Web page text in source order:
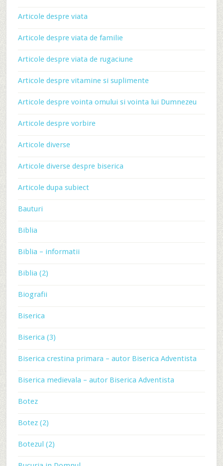
Articole despre viata
Articole despre viata de familie
Articole despre viata de rugaciune
Articole despre vitamine si suplimente
Articole despre vointa omului si vointa lui Dumnezeu
Articole despre vorbire
Articole diverse
Articole diverse despre biserica
Articole dupa subiect
Bauturi
Biblia
Biblia – informatii
Biblia (2)
Biografii
Biserica
Biserica (3)
Biserica crestina primara – autor Biserica Adventista
Biserica medievala – autor Biserica Adventista
Botez
Botez (2)
Botezul (2)